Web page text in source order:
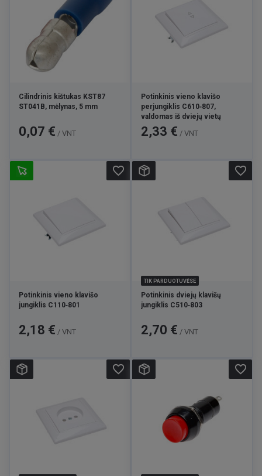
Cilindrinis kištukas KST87
ST041B, mėlynas, 5 mm
Kaina
0,07 € / VNT
Potinkinis vieno klavišo
perjungiklis C610‑807,
valdomas iš dviejų vietų
Kaina
2,33 € / VNT
Potinkinis vieno klavišo
jungiklis C110‑801
Kaina
2,18 € / VNT
favorite_border
TIK PARDUOTUVĖSE
Potinkinis dviejų klavišų
jungiklis C510‑803
Kaina
2,70 € / VNT
favorite_border
favorite_border favorite_border